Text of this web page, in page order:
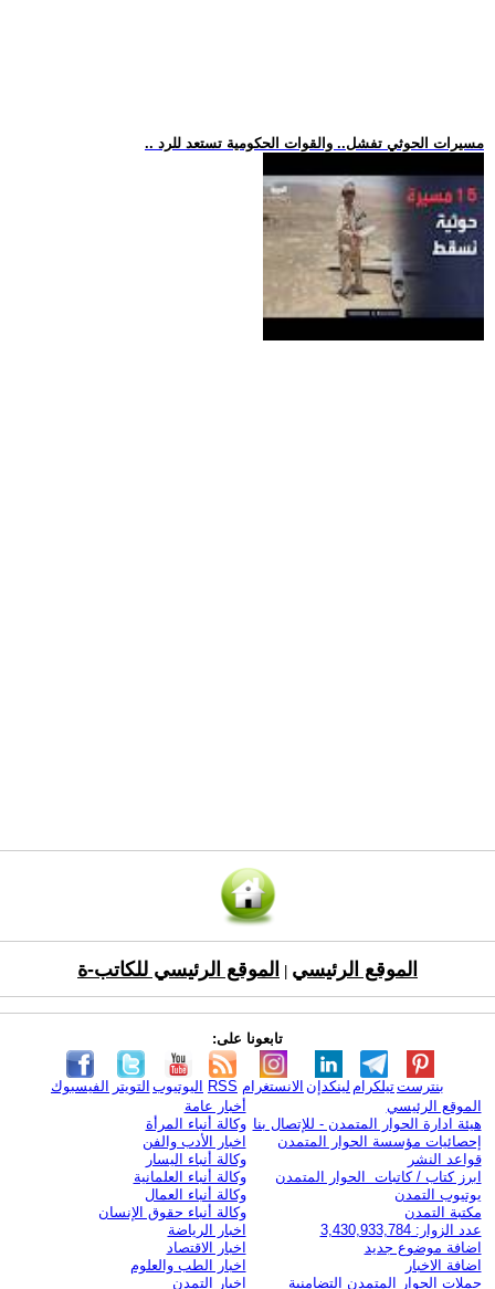
.. مسيرات الحوثي تفشل.. والقوات الحكومية تستعد للرد
الموقع الرئيسي الموقع الرئيسي للكاتب-ة
تابعونا على:
الفيسبوك التويتر اليوتيوب RSS الانستغرام لينكدإن تيلكرامبنترست
الموقع الرئيسي
هيئة ادارة الحوار المتمدن - للإتصال بنا
إحصائيات مؤسسة الحوار المتمدن
قواعد النشر
ابرز كتاب / كاتبات الحوار المتمدن
يوتيوب التمدن
مكتبة التمدن
عدد الزوار: 3,430,933,784
اضافة موضوع جديد
اضافة الاخبار
حملات الحوار المتمدن التضامنية
أخبار عامة
وكالة أنباء المرأة
اخبار الأدب والفن
وكالة أنباء اليسار
وكالة أنباء العلمانية
وكالة أنباء العمال
وكالة أنباء حقوق الإنسان
اخبار الرياضة
اخبار الاقتصاد
اخبار الطب والعلوم
اخبار التمدن